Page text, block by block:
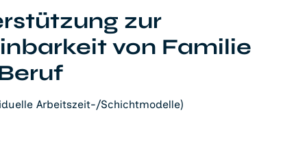
zur
von Familie
Arbeitszeit-/Schichtmodelle)